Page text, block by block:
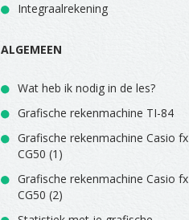
Integraalrekening
ALGEMEEN
Wat heb ik nodig in de les?
Grafische rekenmachine TI-84
Grafische rekenmachine Casio fx
CG50 (1)
Grafische rekenmachine Casio fx
CG50 (2)